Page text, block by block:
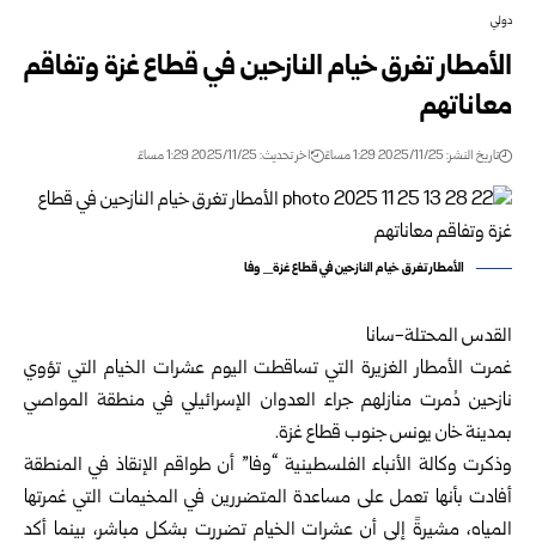
دولي
الأمطار تغرق خيام النازحين في قطاع غزة وتفاقم
معاناتهم
تاريخ النشر: 2025/11/25 1:29 مساءً اخر تحديث: 2025/11/25 1:29 مساءً
الأمطار تغرق خيام النازحين في قطاع غزة_ وفا
القدس المحتلة-سانا
غمرت الأمطار الغزيرة التي تساقطت اليوم عشرات الخيام التي تؤوي
نازحين دُمرت منازلهم جراء العدوان الإسرائيلي في منطقة المواصي
بمدينة خان يونس جنوب قطاع غزة.
وذكرت وكالة الأنباء الفلسطينية “وفا” أن طواقم الإنقاذ في المنطقة
أفادت بأنها تعمل على مساعدة المتضررين في المخيمات التي غمرتها
المياه، مشيرةً إلى أن عشرات الخيام تضررت بشكل مباشر، بينما أكد